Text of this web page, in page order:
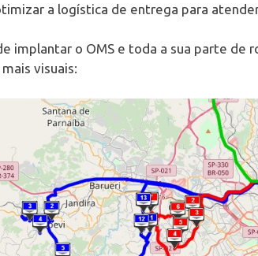
a logística de entrega para
implantar o OMS e toda a sua parte de
visuais: